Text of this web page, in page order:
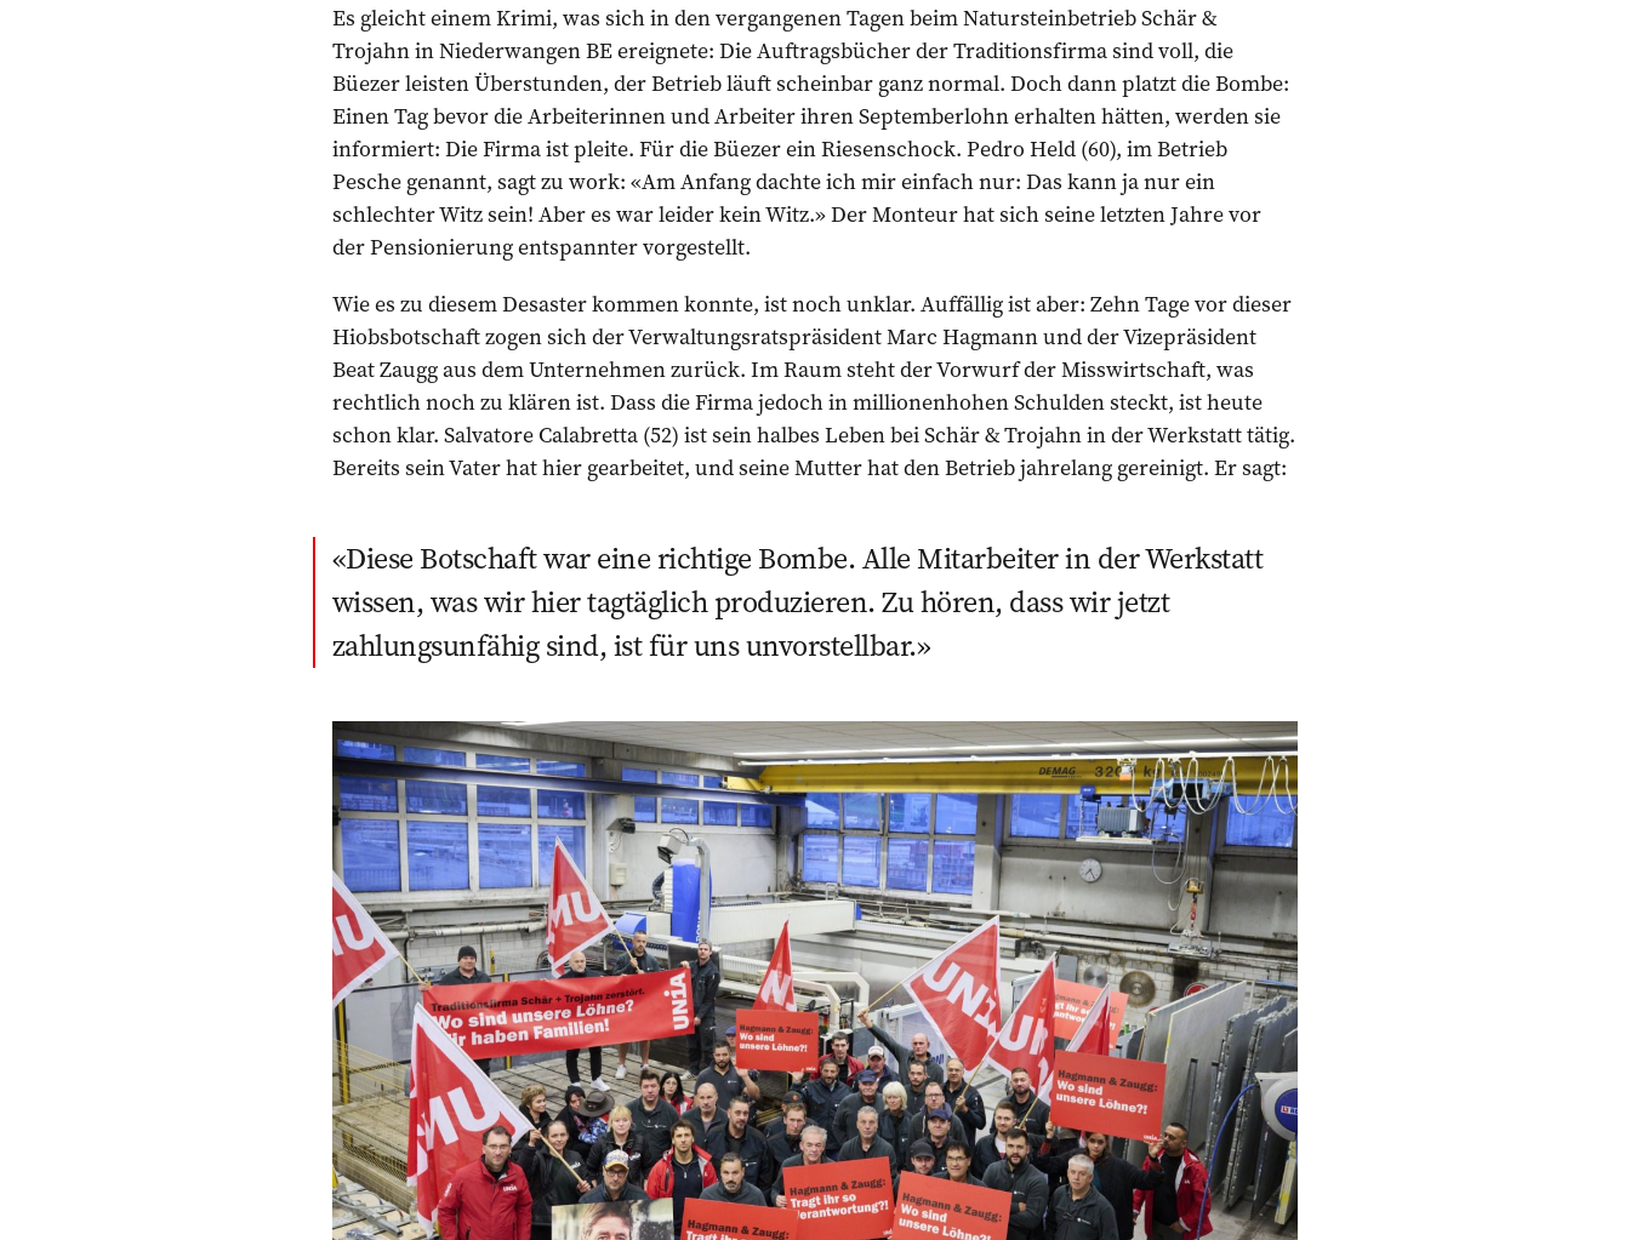
Es gleicht einem Krimi, was sich in den vergangenen Tagen beim Natursteinbetrieb Schär &
Trojahn in Niederwangen BE ereignete: Die Auftragsbücher der Traditionsfirma sind voll, die
Büezer leisten Überstunden, der Betrieb läuft scheinbar ganz normal. Doch dann platzt die Bombe:
Einen Tag bevor die Arbeiterinnen und Arbeiter ihren Septemberlohn erhalten hätten, werden sie
informiert: Die Firma ist pleite. Für die Büezer ein Riesenschock. Pedro Held (60), im Betrieb
Pesche genannt, sagt zu work: «Am Anfang dachte ich mir einfach nur: Das kann ja nur ein
schlechter Witz sein! Aber es war leider kein Witz.» Der Monteur hat sich seine letzten Jahre vor
der Pensionierung entspannter vorgestellt.
Wie es zu diesem Desaster kommen konnte, ist noch unklar. Auffällig ist aber: Zehn Tage vor dieser
Hiobsbotschaft zogen sich der Verwaltungsratspräsident Marc Hagmann und der Vizepräsident
Beat Zaugg aus dem Unternehmen zurück. Im Raum steht der Vorwurf der Misswirtschaft, was
rechtlich noch zu klären ist. Dass die Firma jedoch in millionenhohen Schulden steckt, ist heute
schon klar. Salvatore Calabretta (52) ist sein halbes Leben bei Schär & Trojahn in der Werkstatt tätig.
Bereits sein Vater hat hier gearbeitet, und seine Mutter hat den Betrieb jahrelang gereinigt. Er sagt:
Diese Botschaft war eine richtige Bombe. Alle Mitarbeiter in der Werkstatt
wissen, was wir hier tagtäglich produzieren. Zu hören, dass wir jetzt
zahlungsunfähig sind, ist für uns unvorstellbar.